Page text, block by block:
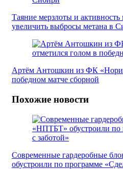
Таяние мерзлоты и
увеличить выбросы метана в
Артём Антошкин из ФК
победном матче сборной
Похожие новости
Современные гардеробные
обустроили по программе